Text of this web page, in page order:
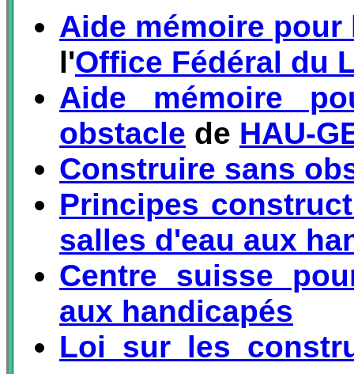
Aide mémoire
l'Office Fédéral du
Aide mémoire
obstacle de HAU-
Construire sans
Principes
salles d'eau aux
Centre suisse
aux handicapés
Loi sur les